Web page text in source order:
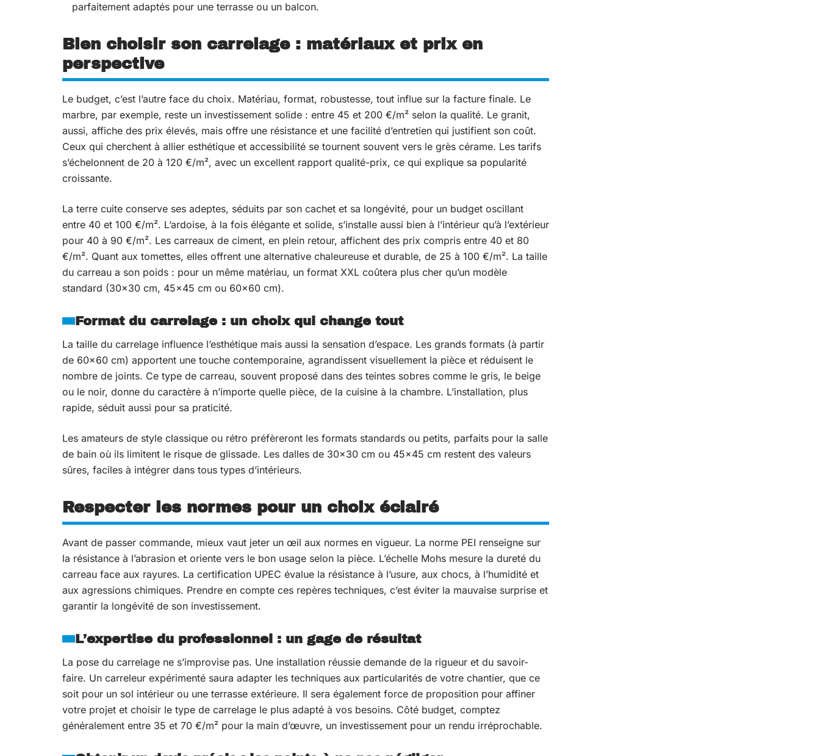
parfaitement adaptés pour une terrasse ou un balcon.
Bien choisir son carrelage : matériaux et prix en
perspective
Le budget, c’est l’autre face du choix. Matériau, format, robustesse, tout influe sur la facture finale. Le
marbre, par exemple, reste un investissement solide : entre 45 et 200 €/m² selon la qualité. Le granit,
aussi, affiche des prix élevés, mais offre une résistance et une facilité d’entretien qui justifient son coût.
Ceux qui cherchent à allier esthétique et accessibilité se tournent souvent vers le grès cérame. Les tarifs
s’échelonnent de 20 à 120 €/m², avec un excellent rapport qualité-prix, ce qui explique sa popularité
croissante.
La terre cuite conserve ses adeptes, séduits par son cachet et sa longévité, pour un budget oscillant
entre 40 et 100 €/m². L’ardoise, à la fois élégante et solide, s’installe aussi bien à l’intérieur qu’à l’extérieur
pour 40 à 90 €/m². Les carreaux de ciment, en plein retour, affichent des prix compris entre 40 et 80
€/m². Quant aux tomettes, elles offrent une alternative chaleureuse et durable, de 25 à 100 €/m². La taille
du carreau a son poids : pour un même matériau, un format XXL coûtera plus cher qu’un modèle
standard (30×30 cm, 45×45 cm ou 60×60 cm).
Format du carrelage : un choix qui change tout
La taille du carrelage influence l’esthétique mais aussi la sensation d’espace. Les grands formats (à partir
de 60×60 cm) apportent une touche contemporaine, agrandissent visuellement la pièce et réduisent le
nombre de joints. Ce type de carreau, souvent proposé dans des teintes sobres comme le gris, le beige
ou le noir, donne du caractère à n’importe quelle pièce, de la cuisine à la chambre. L’installation, plus
rapide, séduit aussi pour sa praticité.
Les amateurs de style classique ou rétro préfèreront les formats standards ou petits, parfaits pour la salle
de bain où ils limitent le risque de glissade. Les dalles de 30×30 cm ou 45×45 cm restent des valeurs
sûres, faciles à intégrer dans tous types d’intérieurs.
Respecter les normes pour un choix éclairé
Avant de passer commande, mieux vaut jeter un œil aux normes en vigueur. La norme PEI renseigne sur
la résistance à l’abrasion et oriente vers le bon usage selon la pièce. L’échelle Mohs mesure la dureté du
carreau face aux rayures. La certification UPEC évalue la résistance à l’usure, aux chocs, à l’humidité et
aux agressions chimiques. Prendre en compte ces repères techniques, c’est éviter la mauvaise surprise et
garantir la longévité de son investissement.
L’expertise du professionnel : un gage de résultat
La pose du carrelage ne s’improvise pas. Une installation réussie demande de la rigueur et du savoir-
faire. Un carreleur expérimenté saura adapter les techniques aux particularités de votre chantier, que ce
soit pour un sol intérieur ou une terrasse extérieure. Il sera également force de proposition pour affiner
votre projet et choisir le type de carrelage le plus adapté à vos besoins. Côté budget, comptez
généralement entre 35 et 70 €/m² pour la main d’œuvre, un investissement pour un rendu irréprochable.